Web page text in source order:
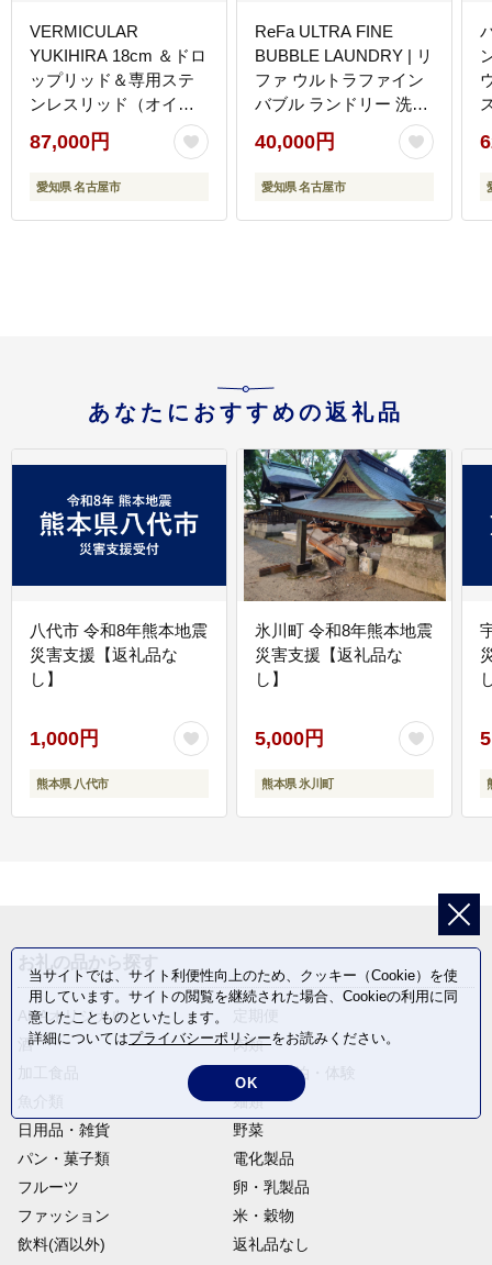
VERMICULAR
YUKIHIRA 18cm ＆ドロ
ップリッド＆専用ステ
ンレスリッド（オイス
ターグレー） | 鍋 なべ
雪平鍋 調理器具 キッチ
ン用品 VERMICULAR
日本製 ガス火 ガス IH
87,000円
愛知県 名古屋市
ReFa ULTRA FINE
BUBBLE LAUNDRY | リ
ファ ウルトラファイン
バブル ランドリー 洗浄
洗濯 洗濯槽 掃除 洗浄効
果 取付簡単 送料無料 名
古屋市
40,000円
愛知県 名古屋市
あなたにおすすめの返礼品
八代市 令和8年熊本地震
災害支援【返礼品な
し】
1,000円
熊本県 八代市
氷川町 令和8年熊本地震
災害支援【返礼品な
し】
5,000円
熊本県 氷川町
ANAオリジナル
酒
肉類
旅行・宿泊・体験
麺類
日用品・雑貨
野菜
パン・菓子類
電化製品
フルーツ
卵・乳製品
ファッション
米・穀物
飲料(酒以外)
返礼品なし
当サイトでは、サイト利便性向上のため、クッキー（Cookie）を使
用しています。サイトの閲覧を継続された場合、Cookieの利用に同
意したことものといたします。
詳細についてはプライバシーポリシーをお読みください。
OK